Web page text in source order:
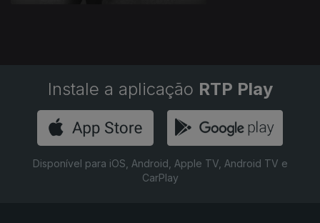
Instale a aplicação RTP Play
Disponível para iOS, Android, Apple TV, Android TV e
CarPlay